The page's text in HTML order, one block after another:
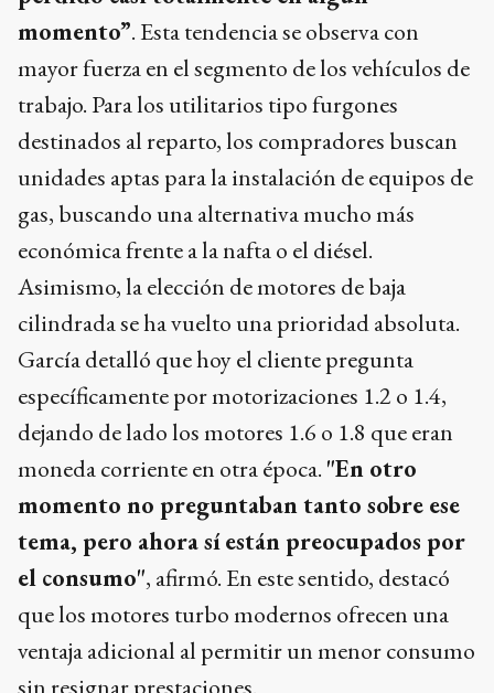
momento”. Esta tendencia se observa con
mayor fuerza en el segmento de los vehículos de
trabajo. Para los utilitarios tipo furgones
destinados al reparto, los compradores buscan
unidades aptas para la instalación de equipos de
gas, buscando una alternativa mucho más
económica frente a la nafta o el diésel.
Asimismo, la elección de motores de baja
cilindrada se ha vuelto una prioridad absoluta.
García detalló que hoy el cliente pregunta
específicamente por motorizaciones 1.2 o 1.4,
dejando de lado los motores 1.6 o 1.8 que eran
moneda corriente en otra época. "En otro
momento no preguntaban tanto sobre ese
tema, pero ahora sí están preocupados por
el consumo", afirmó. En este sentido, destacó
que los motores turbo modernos ofrecen una
ventaja adicional al permitir un menor consumo